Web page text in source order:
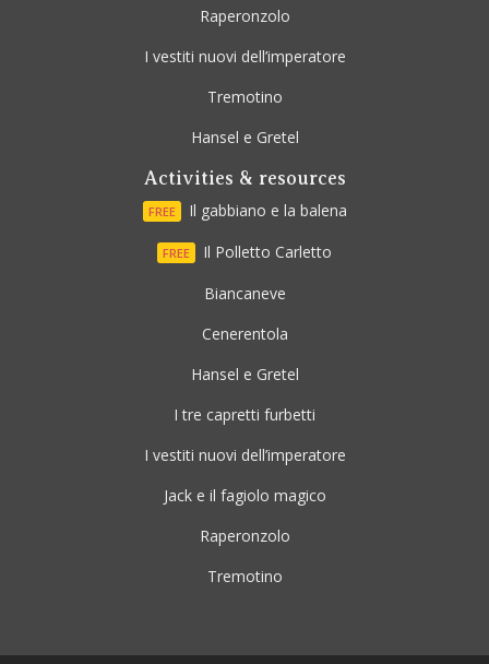
Raperonzolo
I vestiti nuovi dell’imperatore
Tremotino
Hansel e Gretel
Activities & resources
FREE Il gabbiano e la balena
FREE
Il Polletto Carletto
Biancaneve
Cenerentola
Hansel e Gretel
I tre capretti furbetti
I vestiti nuovi dell’imperatore
Jack e il fagiolo magico
Raperonzolo
Tremotino